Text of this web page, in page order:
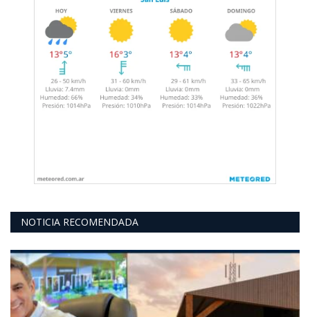
NOTICIA RECOMENDADA